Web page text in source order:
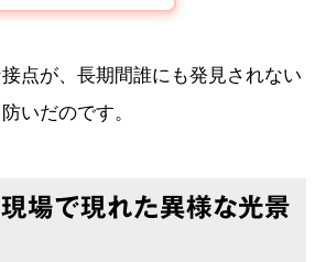
点が、長期間誰にも発見されない
いだのです。
場で現れた異様な光景